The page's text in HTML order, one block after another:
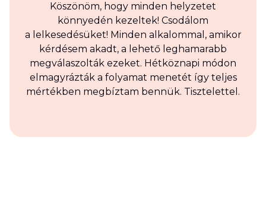
Köszönöm, hogy minden helyzetet
könnyedén kezeltek! Csodálom
a lelkesedésüket! Minden alkalommal, amikor
kérdésem akadt, a lehető leghamarabb
megválaszolták ezeket. Hétköznapi módon
elmagyrázták a folyamat menetét így teljes
mértékben megbíztam bennük. Tisztelettel.